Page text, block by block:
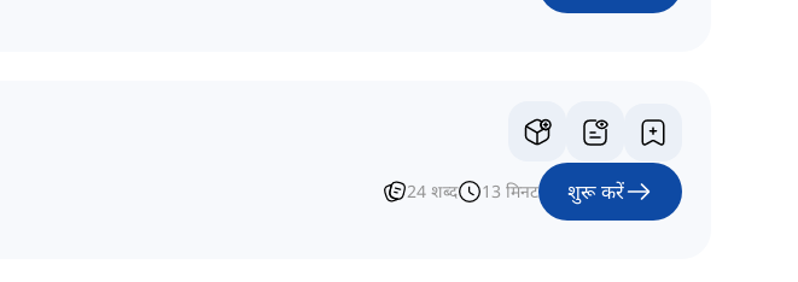
24 शब्द 13 मिनट शुरू करें